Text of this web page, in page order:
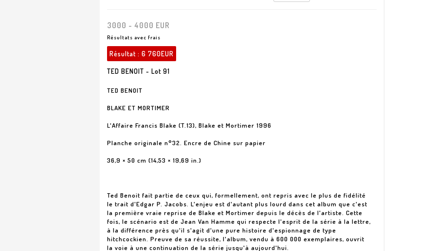
3000 - 4000 EUR
Résultats avec frais
Résultat : 6 760EUR
TED BENOIT - Lot 91
TED BENOIT
BLAKE ET MORTIMER
L'Affaire Francis Blake (T.13), Blake et Mortimer 1996
Planche originale n°32. Encre de Chine sur papier
36,9 × 50 cm (14,53 × 19,69 in.)
Ted Benoit fait partie de ceux qui, formellement, ont repris avec le plus de fidélité
le trait d'Edgar P. Jacobs. L'enjeu est d'autant plus lourd dans cet album que c'est
la première vraie reprise de Blake et Mortimer depuis le décès de l'artiste. Cette
fois, le scénario est de Jean Van Hamme qui respecte l'esprit de la série à la lettre,
à la différence près qu'il s'agit d'une pure histoire d'espionnage de type
hitchcockien. Preuve de sa réussite, l'album, vendu à 600 000 exemplaires, ouvrit
la voie à une continuation de la série jusqu'à aujourd'hui.